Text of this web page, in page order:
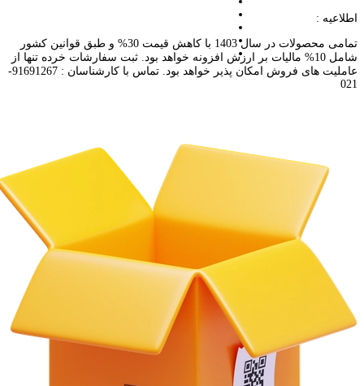
اطلاعیه :
تمامی محصولات در سال 1403 با کاهش قیمت 30% و طبق قوانین کشور
شامل 10% مالیات بر ارزش افزونه خواهد بود. ثبت سفارشات خرده تنها از
عاملیت های فروش امکان پذیر خواهد بود. تماس با کارشناسان : 91691267-
021